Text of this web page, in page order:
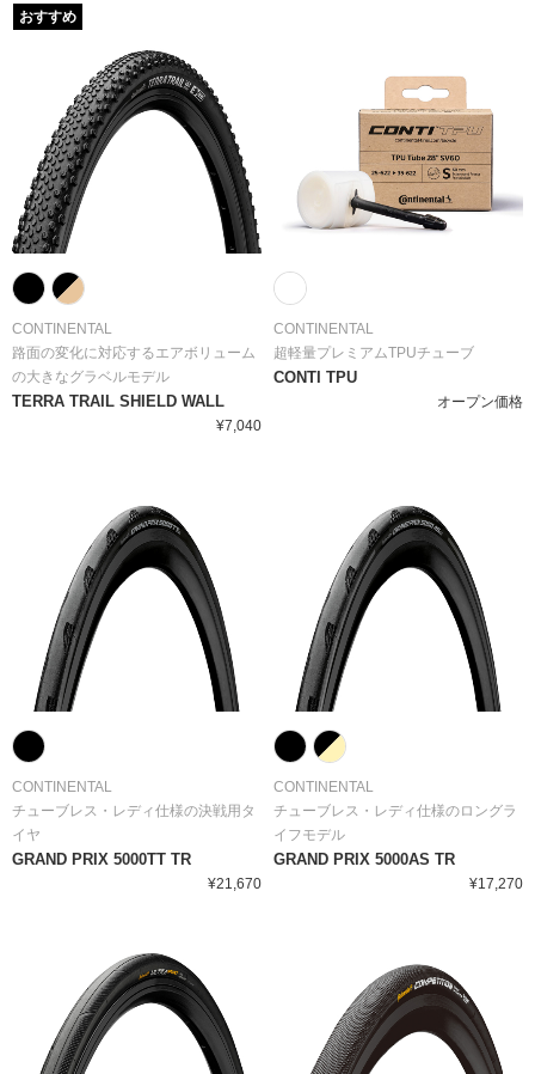
CONTINENTAL
路面の変化に対応するエアボリューム
の大きなグラベルモデル
TERRA TRAIL SHIELD WALL
¥7,040
おすすめ
CONTINENTAL
超軽量プレミアムTPUチューブ
CONTI TPU
オープン価格
CONTINENTAL
チューブレス・レディ仕様の決戦用タ
イヤ
GRAND PRIX 5000TT TR
¥21,670
CONTINENTAL
チューブレス・レディ仕様のロングラ
イフモデル
GRAND PRIX 5000AS TR
¥17,270